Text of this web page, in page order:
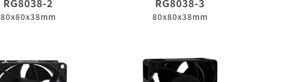
RG8038-2
80x80x38mm
RG8038-3
80x80x38mm